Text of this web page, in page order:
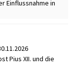
Einflussnahme in
Pius XII. und die